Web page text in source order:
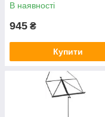
В наявності
945 ₴
Купити